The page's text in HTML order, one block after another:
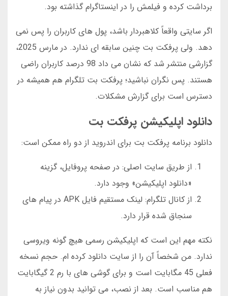
برداشت کرده و فیلمش را در اینستاگرام گذاشته بود.
اگر سایتی واقعاً کلاهبردار باشد، پول های کاربران را پس نمی
دهد. ولی پرفکت بت چنین سابقه ای ندارد. در مارس 2025،
گزارشی منتشر شد که نشان می داد 98 درصد کاربران راضی
هستند. پس نگران نباشید؛ پرفکت بت تلگرام هم همیشه در
دسترس است برای گزارش مشکلات.
دانلود اپلیکیشن پرفکت بت
دانلود برنامه پرفکت بت برای اندروید از دو راه ممکن است:
از طریق سایت اصلی: در صفحه پروفایل، گزینه
«دانلود اپلیکیشن» وجود دارد.
از کانال تلگرام: لینک مستقیم فایل APK در پیام های
سنجاق شده قرار دارد.
نکته مهم این است که اپلیکیشن رسمی هیچ گونه ویروسی
ندارد. من شخصاً آن را از سایت دانلود کرده ام. حجم نسخه
فعلی 45 مگابایت است و برای گوشی های با رم 2 گیگابایت
هم مناسب است. بعد از نصب، می توانید بدون نیاز به